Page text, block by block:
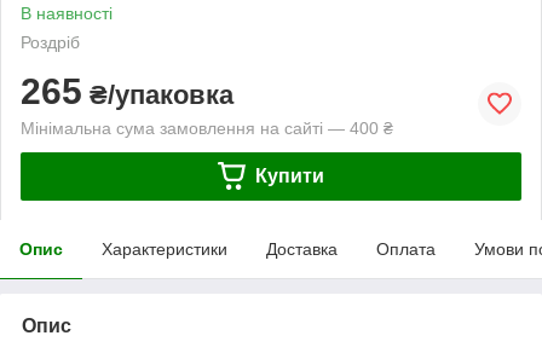
В наявності
Роздріб
265 ₴/упаковка
Мінімальна сума замовлення на сайті — 400 ₴
Купити
Опис Характеристики Доставка Оплата Умови
Опис